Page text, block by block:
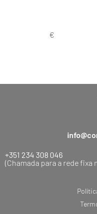
+351 234 308 046
(Chamada para a rede fixa